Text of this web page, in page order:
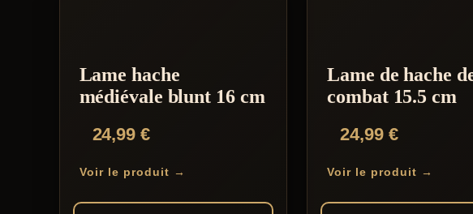
Lame hache
médiévale blunt 16 cm
24,99 €
Voir le produit →
Lame de hache
combat 15.5 cm
24,99 €
Voir le produit →